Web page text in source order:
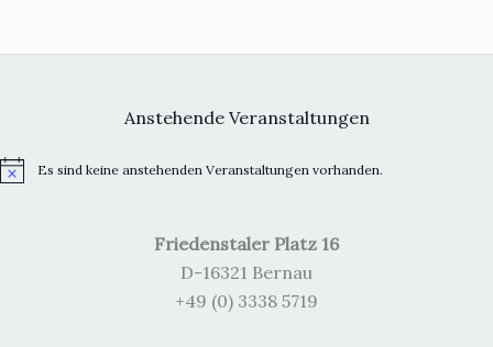
Anstehende Veranstaltungen
H
Es sind keine anstehenden Veranstaltungen vorhanden.
Friedenstaler Platz 16
D-16321 Bernau
+49 (0) 3338 5719